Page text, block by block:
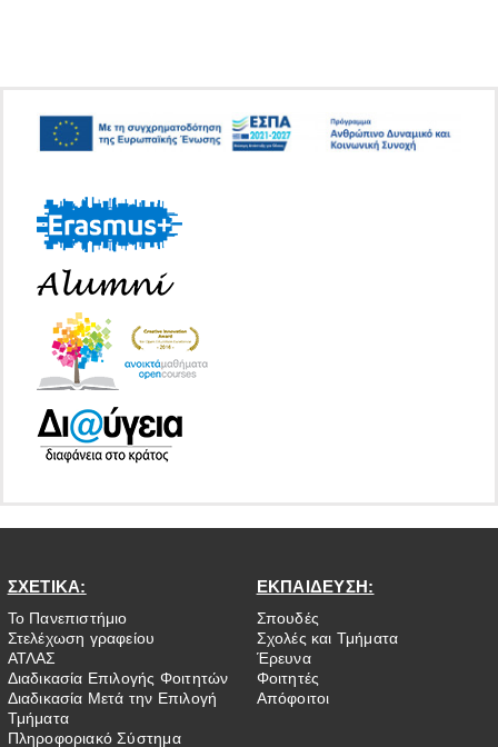
ΣΧΕΤΙΚΑ:
Το Πανεπιστήμιο
Στελέχωση γραφείου
ΑΤΛΑΣ
Διαδικασία Επιλογής Φοιτητών
Διαδικασία Μετά την Επιλογή
Τμήματα
Πληροφοριακό Σύστημα
ΕΚΠΑΙΔΕΥΣΗ:
Σπουδές
Σχολές και Τμήματα
Έρευνα
Φοιτητές
Απόφοιτοι